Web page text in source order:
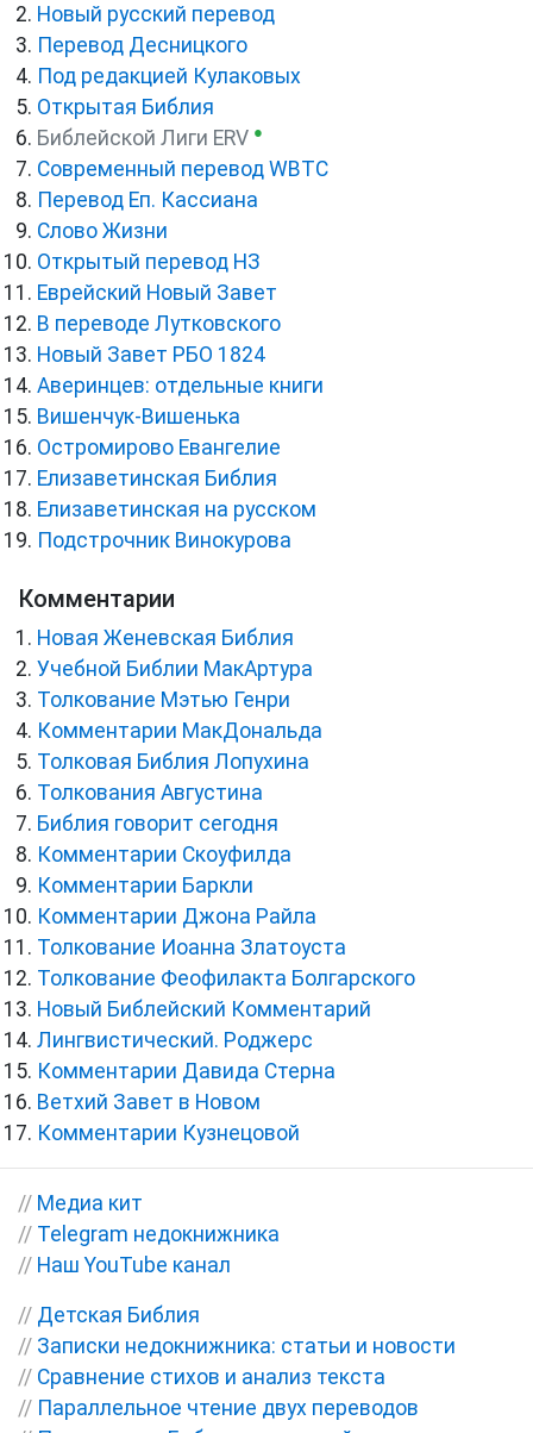
Новый русский перевод
Перевод Десницкого
Под редакцией Кулаковых
Открытая Библия
Библейской Лиги ERV ●
Cовременный перевод WBTC
Перевод Еп. Кассиана
Слово Жизни
Открытый перевод НЗ
Еврейский Новый Завет
В переводе Лутковского
Новый Завет РБО 1824
Аверинцев: отдельные книги
Вишенчук-Вишенька
Остромирово Евангелие
Елизаветинская Библия
Елизаветинская на русском
Подстрочник Винокурова
Комментарии
Новая Женевская Библия
Учебной Библии МакАртура
Толкование Мэтью Генри
Комментарии МакДональда
Толковая Библия Лопухина
Толкования Августина
Библия говорит сегодня
Комментарии Скоуфилда
Комментарии Баркли
Комментарии Джона Райла
Толкование Иоанна Златоуста
Толкование Феофилакта Болгарского
Новый Библейский Комментарий
Лингвистический. Роджерс
Комментарии Давида Стерна
Ветхий Завет в Новом
Комментарии Кузнецовой
// Медиа кит
// Telegram недокнижника
// Наш YouTube канал
// Детская Библия
// Записки недокнижника: статьи и новости
// Сравнение стихов и анализ текста
// Параллельное чтение двух переводов